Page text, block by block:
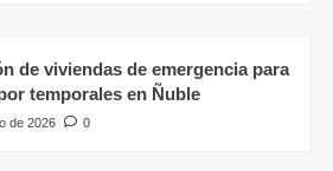
de viviendas de emergencia para
temporales en Ñuble
de 2026 0